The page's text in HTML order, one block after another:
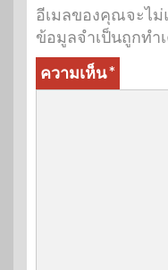
อีเมลของคุณจะไ
ข้อมูลจำเป็นถูกทำ
ความเห็น*